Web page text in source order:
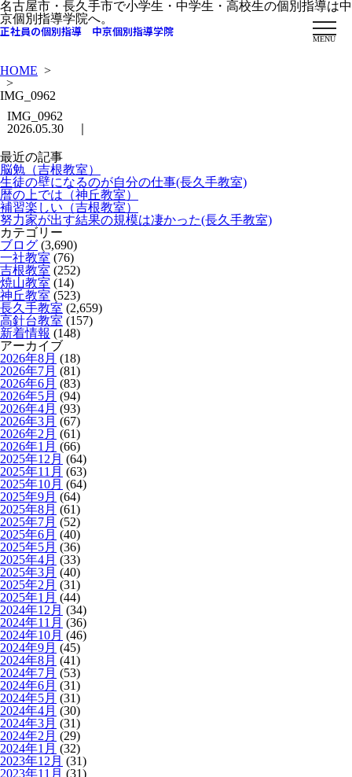
名古屋市・長久手市で小学生・中学生・高校生の個別指導は中
京個別指導学院へ。
正社員の個別指導 中京個別指導学院
MENU
HOME >
>
IMG_0962
IMG_0962
2026.05.30 ｜
最近の記事
脳勉（吉根教室）
生徒の壁になるのが自分の仕事(長久手教室)
暦の上では（神丘教室）
補習楽しい（吉根教室）
努力家が出す結果の規模は凄かった(長久手教室)
カテゴリー
ブログ (3,690)
一社教室 (76)
吉根教室 (252)
焼山教室 (14)
神丘教室 (523)
長久手教室 (2,659)
高針台教室 (157)
新着情報 (148)
アーカイブ
2026年8月 (18)
2026年7月 (81)
2026年6月 (83)
2026年5月 (94)
2026年4月 (93)
2026年3月 (67)
2026年2月 (61)
2026年1月 (66)
2025年12月 (64)
2025年11月 (63)
2025年10月 (64)
2025年9月 (64)
2025年8月 (61)
2025年7月 (52)
2025年6月 (40)
2025年5月 (36)
2025年4月 (33)
2025年3月 (40)
2025年2月 (31)
2025年1月 (44)
2024年12月 (34)
2024年11月 (36)
2024年10月 (46)
2024年9月 (45)
2024年8月 (41)
2024年7月 (53)
2024年6月 (31)
2024年5月 (31)
2024年4月 (30)
2024年3月 (31)
2024年2月 (29)
2024年1月 (32)
2023年12月 (31)
2023年11月 (31)